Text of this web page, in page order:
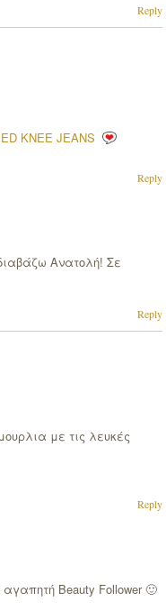
Reply
KNEE JEANS
Reply
Ανατολή! Σε
Reply
με τις λευκές
Reply
Beauty Follower 🙂